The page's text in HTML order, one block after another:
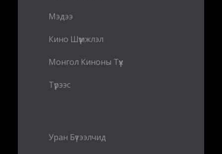
Мэдээ
Кино Шүүмжлэл
Монгол Киноны Түүх
Түрээс
Уран Бүтээлчид